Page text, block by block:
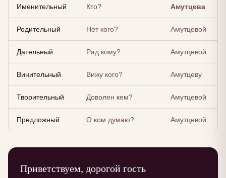
Именительный Кто? Амутцева
Родительный Нет кого? Амутцевой
Дательный Рад кому? Амутцевой
Винительный Вижу кого? Амутцеву
Творительный Доволен кем? Амутцевой
Предложный О ком думаю? Амутцевой
Приветствуем, дорогой гость